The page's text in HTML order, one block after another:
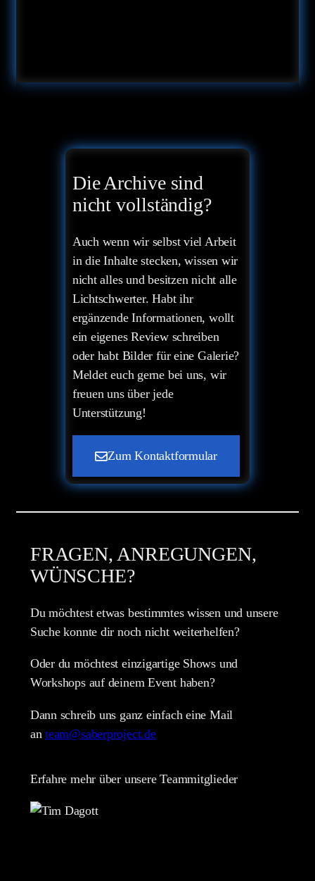
Die Archive sind
nicht vollständig?
Auch wenn wir selbst viel Arbeit
in die Inhalte stecken, wissen wir
nicht alles und besitzen nicht alle
Lichtschwerter. Habt ihr
ergänzende Informationen, wollt
ein eigenes Review schreiben
oder habt Bilder für eine Galerie?
Meldet euch gerne bei uns, wir
freuen uns über jede
Unterstützung!
Zum Kontaktformular
FRAGEN, ANREGUNGEN,
WÜNSCHE?
Du möchtest etwas bestimmtes wissen und unsere
Suche konnte dir noch nicht weiterhelfen?
Oder du möchtest einzigartige Shows und
Workshops auf deinem Event haben?
Dann schreib uns ganz einfach eine Mail
anteam@saberproject.de
Erfahre mehr über unsere Teammitglieder